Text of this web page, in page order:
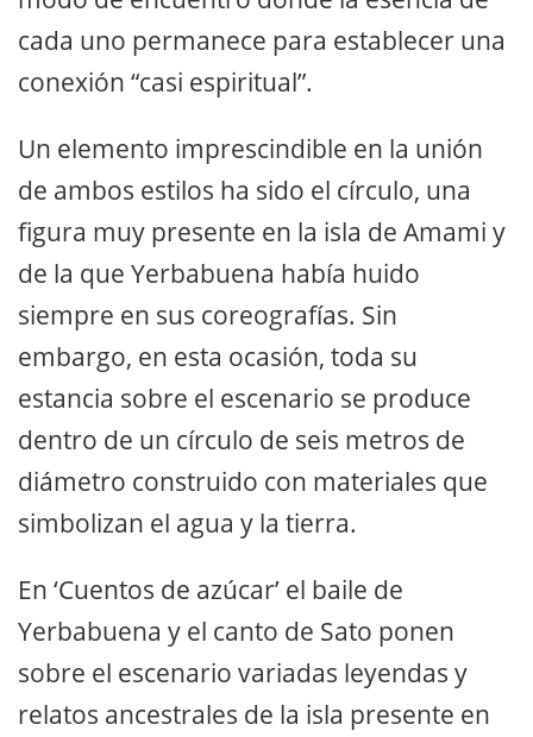
cada uno permanece para establecer una
conexión “casi espiritual”.
Un elemento imprescindible en la unión
de ambos estilos ha sido el círculo, una
figura muy presente en la isla de Amami y
de la que Yerbabuena había huido
siempre en sus coreografías. Sin
embargo, en esta ocasión, toda su
estancia sobre el escenario se produce
dentro de un círculo de seis metros de
diámetro construido con materiales que
simbolizan el agua y la tierra.
En ‘Cuentos de azúcar’ el baile de
Yerbabuena y el canto de Sato ponen
sobre el escenario variadas leyendas y
relatos ancestrales de la isla presente en